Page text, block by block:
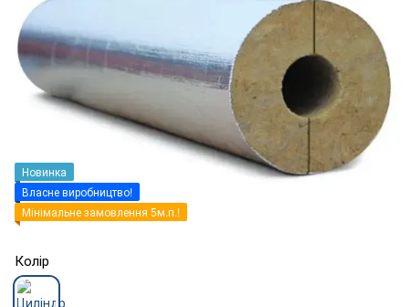
Новинка
Власне виробництво!
Мінімальне замовлення 5м.п.!
Колір